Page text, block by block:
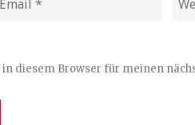
in diesem Browser für meinen